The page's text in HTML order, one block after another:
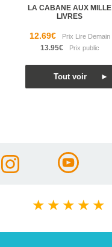
LA CABANE AUX MILLE
LIVRES
12.69€
13.95€
★ ★ ★ ★ ★